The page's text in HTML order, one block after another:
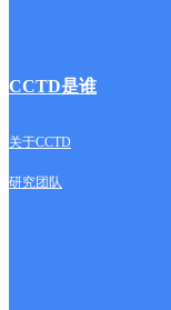
CCTD是谁
关于CCTD
研究团队